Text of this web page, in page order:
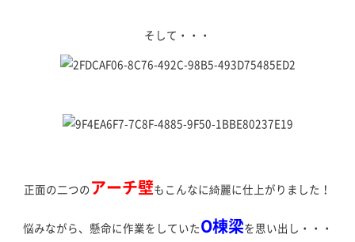
そして・・・
正面の二つのアーチ壁もこんなに綺麗に仕上がりました！
悩みながら、懸命に作業をしていたO棟梁を思い出し・・・